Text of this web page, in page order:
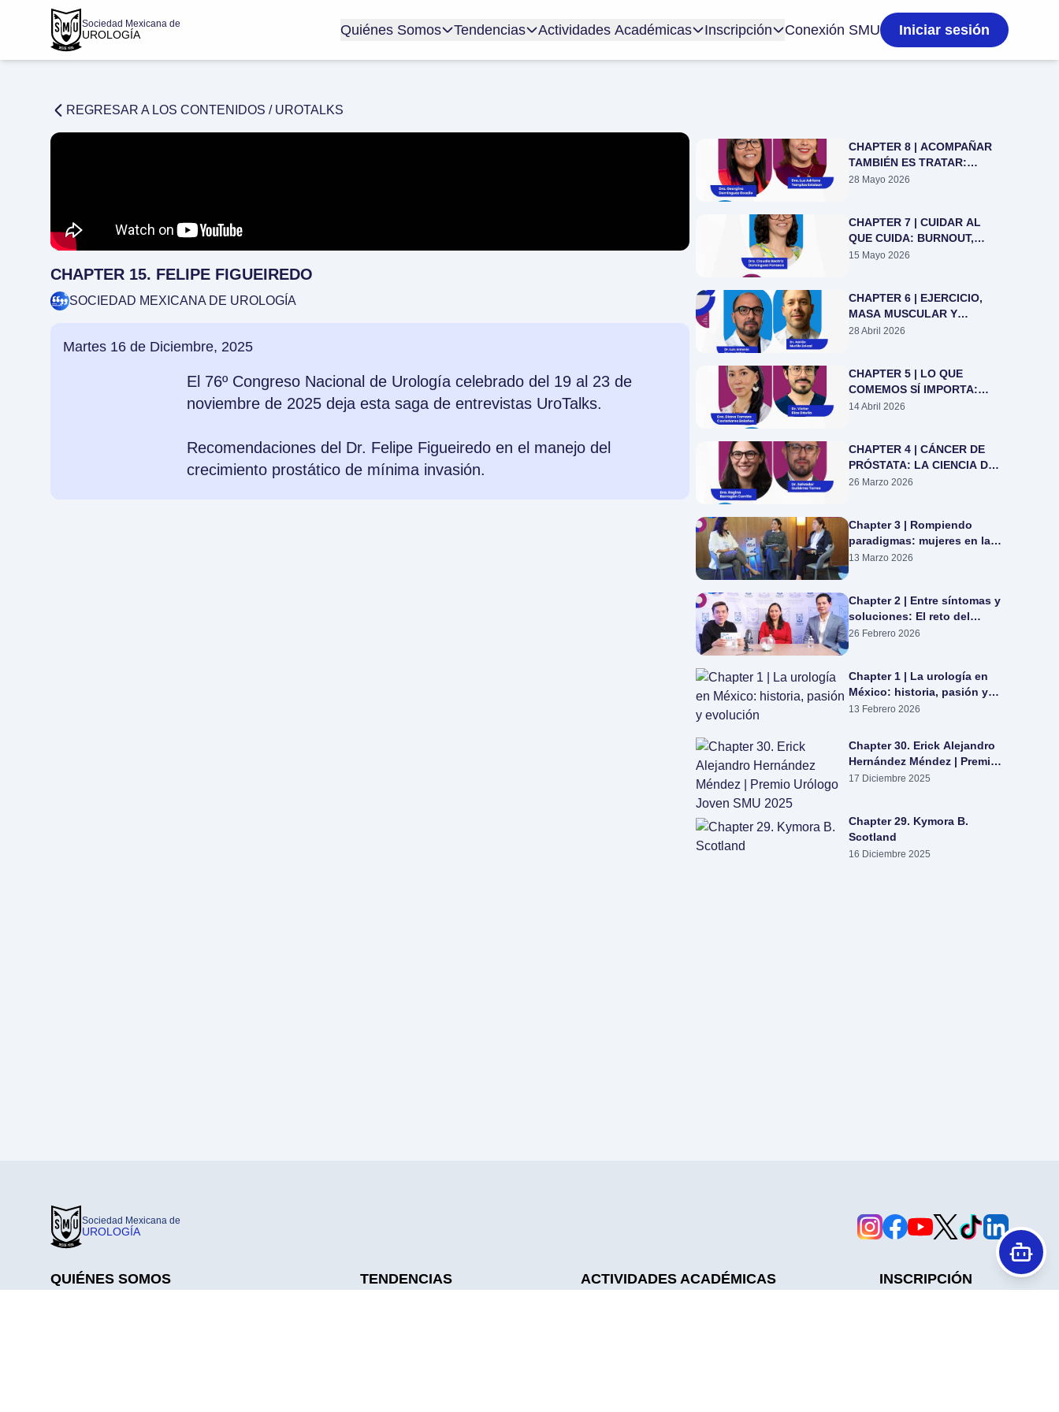
Sociedad Mexicana de
UROLOGÍA Quiénes Somos Tendencias Actividades Académicas Inscripción Conexión SMU Iniciar sesión
REGRESAR A LOS CONTENIDOS / UROTALKS
CHAPTER 15. FELIPE FIGUEIREDO
SOCIEDAD MEXICANA DE UROLOGÍA
Martes 16 de Diciembre, 2025
El 76º Congreso Nacional de Urología celebrado del 19 al 23 de
noviembre de 2025 deja esta saga de entrevistas UroTalks.
Recomendaciones del Dr. Felipe Figueiredo en el manejo del
crecimiento prostático de mínima invasión.
CHAPTER 8 | ACOMPAÑAR
TAMBIÉN ES TRATAR:
CUIDADOS PALIATIVOS EN
28 Mayo 2026
CHAPTER 7 | CUIDAR AL
QUE CUIDA: BURNOUT,
MINDFULNESS Y
15 Mayo 2026
CHAPTER 6 | EJERCICIO,
MASA MUSCULAR Y
TESTOSTERONA:
28 Abril 2026
CHAPTER 5 | LO QUE
COMEMOS SÍ IMPORTA:
¿CÓMO LA DIETA IMPACTA
14 Abril 2026
CHAPTER 4 | CÁNCER DE
PRÓSTATA: LA CIENCIA DE
DECIDIR EN EQUIPO
26 Marzo 2026
Chapter 3 | Rompiendo
paradigmas: mujeres en la
urología mexicana
13 Marzo 2026
Chapter 2 | Entre síntomas y
soluciones: El reto del
crecimiento prostático
26 Febrero 2026
Chapter 1 | La urología en
México: historia, pasión y
evolución
13 Febrero 2026
Chapter 30. Erick Alejandro
Hernández Méndez | Premio
Urólogo Joven SMU 2025
17 Diciembre 2025
Chapter 29. Kymora B.
Scotland
16 Diciembre 2025
Sociedad Mexicana de
UROLOGÍA
QUIÉNES SOMOS TENDENCIAS ACTIVIDADES ACADÉMICAS INSCRIPCIÓN